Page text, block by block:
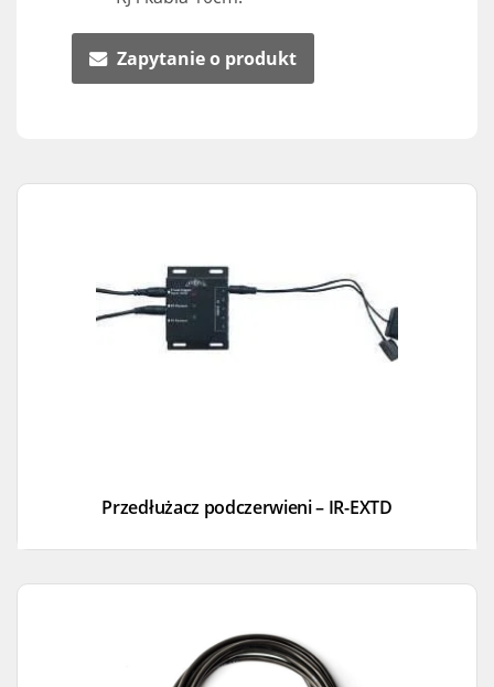
Zapytanie o produkt
Przedłużacz podczerwieni – IR-EXTD